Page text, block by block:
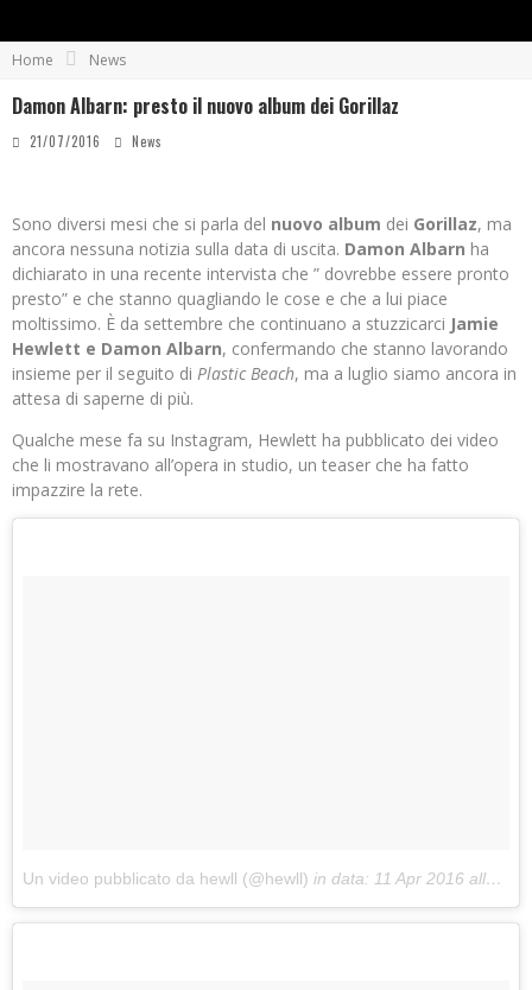
Home News
Damon Albarn: presto il nuovo album dei Gorillaz
21/07/2016 News
Sono diversi mesi che si parla del nuovo album dei Gorillaz, ma
ancora nessuna notizia sulla data di uscita. Damon Albarn ha
dichiarato in una recente intervista che ” dovrebbe essere pronto
presto” e che stanno quagliando le cose e che a lui piace
moltissimo. È da settembre che continuano a stuzzicarci Jamie
Hewlett e Damon Albarn, confermando che stanno lavorando
insieme per il seguito di Plastic Beach, ma a luglio siamo ancora in
attesa di saperne di più.
Qualche mese fa su Instagram, Hewlett ha pubblicato dei video
che li mostravano all’opera in studio, un teaser che ha fatto
impazzire la rete.
Un video pubblicato da hewll (@hewll) in data: 11 Apr 2016 alle ore 07:07 PDT